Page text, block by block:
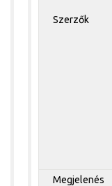
Szerzők
Megjelenés